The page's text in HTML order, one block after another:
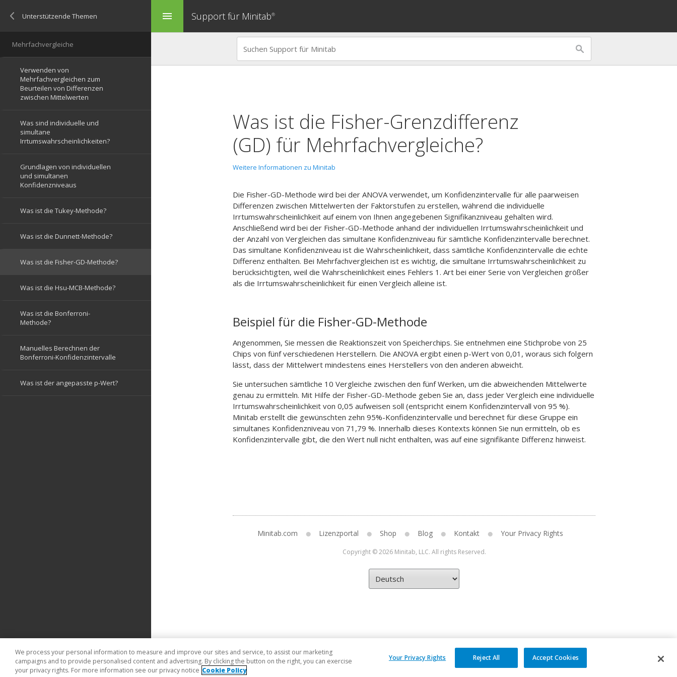
menu Support für Minitab®
Was ist die Fisher-Grenzdifferenz
(GD) für Mehrfachvergleiche?
Weitere Informationen zu Minitab
Die Fisher-GD-Methode wird bei der ANOVA verwendet, um Konfidenzintervalle für alle paarweisen
Differenzen zwischen Mittelwerten der Faktorstufen zu erstellen, während die individuelle
Irrtumswahrscheinlichkeit auf einem von Ihnen angegebenen Signifikanzniveau gehalten wird.
Anschließend wird bei der Fisher-GD-Methode anhand der individuellen Irrtumswahrscheinlichkeit und
der Anzahl von Vergleichen das simultane Konfidenzniveau für sämtliche Konfidenzintervalle berechnet.
Das simultane Konfidenzniveau ist die Wahrscheinlichkeit, dass sämtliche Konfidenzintervalle die echte
Differenz enthalten. Bei Mehrfachvergleichen ist es wichtig, die simultane Irrtumswahrscheinlichkeit zu
berücksichtigten, weil die Wahrscheinlichkeit eines Fehlers 1. Art bei einer Serie von Vergleichen größer
als die Irrtumswahrscheinlichkeit für einen Vergleich alleine ist.
Beispiel für die Fisher-GD-Methode
Angenommen, Sie messen die Reaktionszeit von Speicherchips. Sie entnehmen eine Stichprobe von 25
Chips von fünf verschiedenen Herstellern. Die ANOVA ergibt einen p-Wert von 0,01, woraus sich folgern
lässt, dass der Mittelwert mindestens eines Herstellers von den anderen abweicht.
Sie untersuchen sämtliche 10 Vergleiche zwischen den fünf Werken, um die abweichenden Mittelwerte
genau zu ermitteln. Mit Hilfe der Fisher-GD-Methode geben Sie an, dass jeder Vergleich eine individuelle
Irrtumswahrscheinlichkeit von 0,05 aufweisen soll (entspricht einem Konfidenzintervall von 95 %).
Minitab erstellt die gewünschten zehn 95%-Konfidenzintervalle und berechnet für diese Gruppe ein
simultanes Konfidenzniveau von 71,79 %. Innerhalb dieses Kontexts können Sie nun ermitteln, ob es
Konfidenzintervalle gibt, die den Wert null nicht enthalten, was auf eine signifikante Differenz hinweist.
Minitab.com Lizenzportal Shop Blog Kontakt Your Privacy Rights
Copyright © 2026 Minitab, LLC. All rights Reserved.
We process your personal information to measure and improve our sites and service, to assist our marketing
campaigns and to provide personalised content and advertising. By clicking the button on the right, you can exercise
your privacy rights. For more information see our privacy notice Cookie Policy
Your Privacy Rights Reject All Accept Cookies